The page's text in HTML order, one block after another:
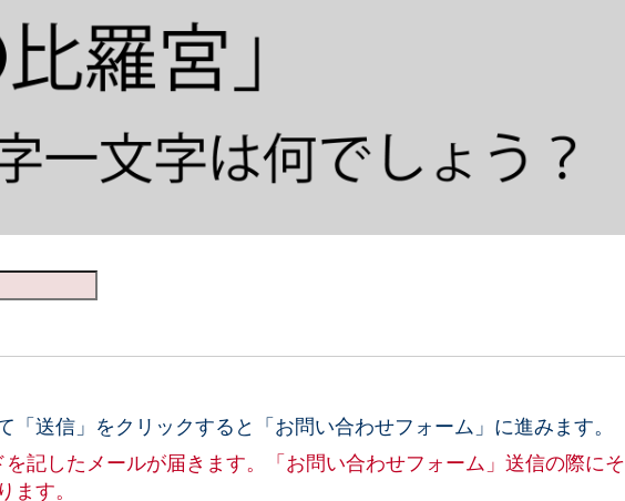
「送信」をクリックすると「お問い合わせフォーム」に進みます。
記したメールが届きます。「お問い合わせフォーム」送信の際にそ
ます。